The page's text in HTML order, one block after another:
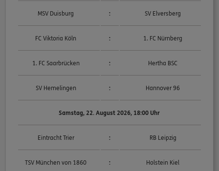
MSV Duisburg : SV Elversberg
FC Viktoria Köln : 1. FC Nürnberg
1. FC Saarbrücken : Hertha BSC
SV Hemelingen : Hannover 96
Samstag, 22. August 2026, 18:00 Uhr
Eintracht Trier : RB Leipzig
TSV München von 1860 : Holstein Kiel